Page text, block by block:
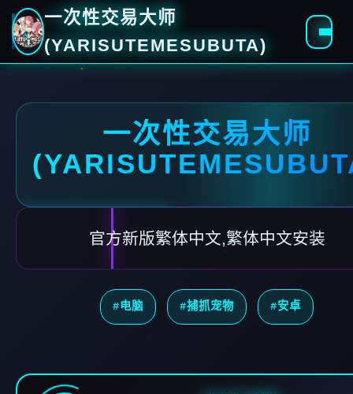
一次性交易大师
(YARISUTEMESUBUTA)
一次性交易大师
官方新版繁体中文,繁体中文安装
#电脑 #捕抓宠物 #安卓